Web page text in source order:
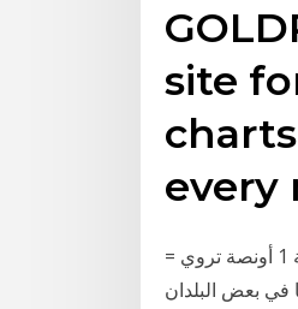
site
every
سعر الجنية الذهب (وزن 8 جرام , عيار 21 قيراط ) 134.12 دينار: 438.74 $ 9: سعر الأونصة 1 أونصة تروي =
عليها أيضا في بعض البلدان